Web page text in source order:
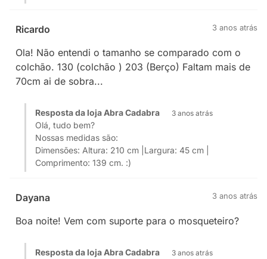
Ricardo 3 anos atrás
Ola! Não entendi o tamanho se comparado com o
colchão. 130 (colchão ) 203 (Berço) Faltam mais de
70cm ai de sobra...
Resposta da loja Abra Cadabra 3 anos atrás
Olá, tudo bem?
Nossas medidas são:
Dimensões: Altura: 210 cm |Largura: 45 cm |
Comprimento: 139 cm. :)
Dayana 3 anos atrás
Boa noite! Vem com suporte para o mosqueteiro?
Resposta da loja Abra Cadabra 3 anos atrás